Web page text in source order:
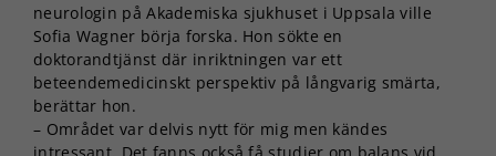
neurologin på Akademiska sjukhuset i Uppsala ville
Sofia Wagner börja forska. Hon sökte en
doktorandtjänst där inriktningen var ett
beteendemedicinskt perspektiv på långvarig smärta,
berättar hon.
– Området var delvis nytt för mig men kändes